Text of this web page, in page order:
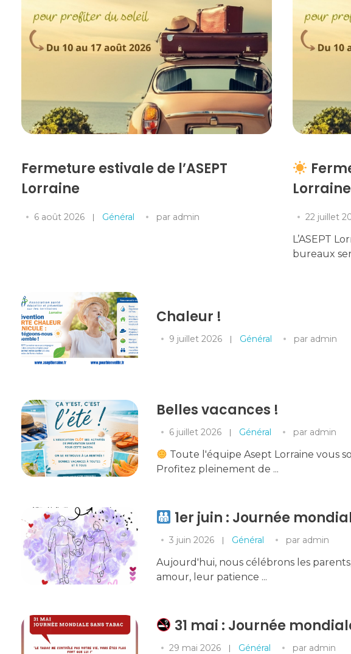
Fermeture estivale de l’ASEPT
Lorraine
6 août 2026 Général par admin
Lorraine
22 juillet
L’ASEPT
bureaux
Chaleur !
9 juillet 2026 Général par admin
Belles vacances !
6 juillet 2026 Général par admin
Toute l'équipe Asept Lorraine vous
Profitez pleinement de ...
1er juin : Journée
3 juin 2026 Général par admin
Aujourd'hui, nous célébrons les
amour, leur patience ...
31 mai : Journée
29 mai 2026 Général par admin